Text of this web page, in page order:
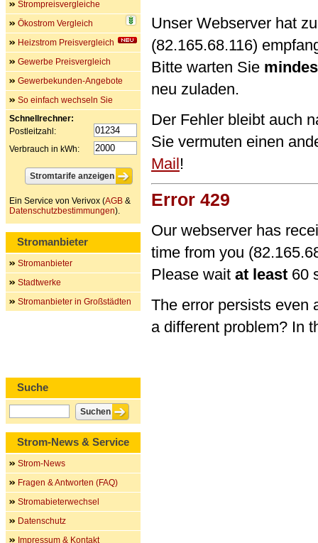
Unser Webserver hat
(82.165.68.116)
Bitte warten Sie
neu zuladen.
Der Fehler bleibt auch
Sie vermuten einen
Mail!
Error 429
Our webserver has
time from you
Please wait at least 60
The error persists even
a different problem? In
Strompreisvergleiche
Ökostrom Vergleich
Heizstrom Preisvergleich
Gewerbe Preisvergleich
Gewerbekunden-Angebote
So einfach wechseln Sie
Schnellrechner:
Postleitzahl:
Verbrauch in kWh:
Ein Service von Verivox (AGB &
Datenschutzbestimmungen).
Stromanbieter
Stromanbieter
Stadtwerke
Stromanbieter in Großstädten
Suche
Strom-News & Service
Strom-News
Fragen & Antworten (FAQ)
Stromabieterwechsel
Datenschutz
Impressum & Kontakt